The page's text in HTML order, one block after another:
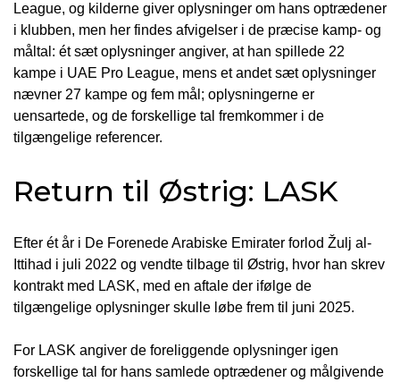
League, og kilderne giver oplysninger om hans optrædener
i klubben, men her findes afvigelser i de præcise kamp- og
måltal: ét sæt oplysninger angiver, at han spillede 22
kampe i UAE Pro League, mens et andet sæt oplysninger
nævner 27 kampe og fem mål; oplysningerne er
uensartede, og de forskellige tal fremkommer i de
tilgængelige referencer.
Return til Østrig: LASK
Efter ét år i De Forenede Arabiske Emirater forlod Žulj al-
Ittihad i juli 2022 og vendte tilbage til Østrig, hvor han skrev
kontrakt med LASK, med en aftale der ifølge de
tilgængelige oplysninger skulle løbe frem til juni 2025.
For LASK angiver de foreliggende oplysninger igen
forskellige tal for hans samlede optrædener og målgivende